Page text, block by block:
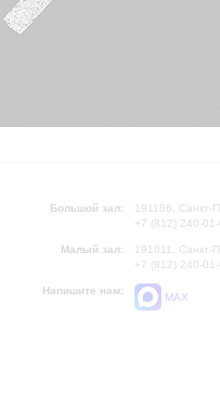
Большой зал:
191186, Санкт-
+7 (812) 240-
Малый зал:
191011, Санкт-
+7 (812) 240-
Напишите нам:
MAX